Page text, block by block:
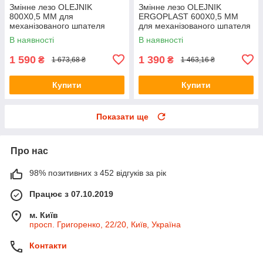
Змінне лезо OLEJNIK
800Х0,5 ММ для
механізованого шпателя
В наявності
1 590 ₴ 1 673,68 ₴
Купити
Змінне лезо OLEJNIK
ERGOPLAST 600Х0,5 ММ
для механізованого шпателя
В наявності
1 390 ₴ 1 463,16 ₴
Купити
Показати ще
Про нас
98% позитивних з 452 відгуків за рік
Працює з 07.10.2019
м. Київ
просп. Григоренко, 22/20, Київ, Україна
Контакти